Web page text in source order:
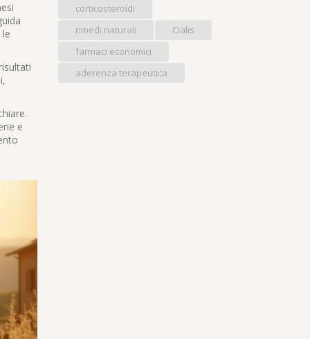
e
corticosteroidi
rimedi naturali
Cialis
farmaci economici
aderenza terapeutica